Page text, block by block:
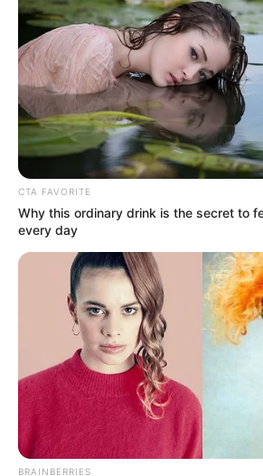
CTA FAVORITE
Why this ordinary drink is the secret to
every day
BRAINBERRIES